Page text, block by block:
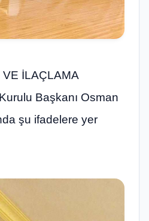
İLAÇLAMA
Başkanı Osman
şu ifadelere yer